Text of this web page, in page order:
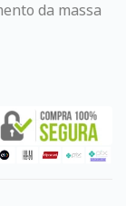
da massa